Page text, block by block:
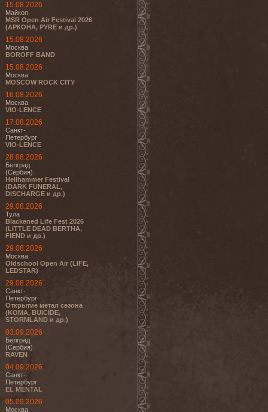
15.08.2026
Майкоп
MSR Open Air Festival 2026
(АРКОНА, PYRE и др.)
15.08.2026
Москва
BOROFF BAND
15.08.2026
Москва
MOSCOW ROCK CITY
16.08.2026
Москва
VIO-LENCE
17.08.2026
Санкт-
Петербург
VIO-LENCE
28.08.2026
Белград
(Сербия)
Hellhammer Festival
(DARK FUNERAL,
DISCHARGE и др.)
29.08.2026
Тула
Blackened Life Fest 2026
(LITTLE DEAD BERTHA,
FIEND и др.)
29.08.2026
Москва
Oldschool Open Air (LIFE,
LEDSTAR)
29.08.2026
Санкт-
Петербург
Открытие метал сезона
(KOMA, BUICIDE,
STORMLAND и др.)
03.09.2026
Белград
(Сербия)
RAVEN
04.09.2026
Санкт-
Петербург
EL MENTAL
05.09.2026
Москва